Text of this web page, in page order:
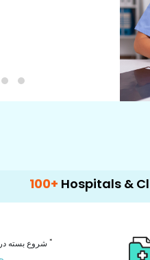
Hospitals & Clinics
شروع بسته در *